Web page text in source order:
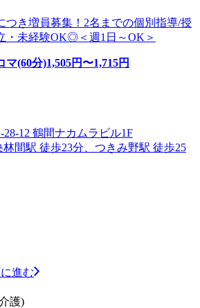
つき増員募集！2名までの個別指導/授
・未経験OK◎＜週1日～OK＞
マ(60分)1,505円〜1,715円
12 鶴間ナカムラビル1F
間駅 徒歩23分、つきみ野駅 徒歩25
進む
護)